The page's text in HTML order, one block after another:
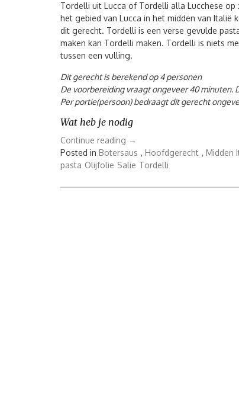
Tordelli uit Lucca of Tordelli alla Lucchese
het gebied van Lucca in het midden van Italië
dit gerecht. Tordelli is een verse gevulde
maken kan Tordelli maken. Tordelli is niets
tussen een vulling.
Dit gerecht is berekend op 4 personen
De voorbereiding vraagt ongeveer 40 minuten.
Per portie(persoon) bedraagt dit gerecht
Wat heb je nodig
Continue reading “Tordelli
uit
Lucca
Tordelli
→
Posted in Botersaus , Hoofdgerecht , Midden
pasta Olijfolie Salie Tordelli